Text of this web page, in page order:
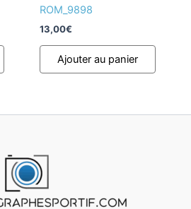
ROM_9898
13,00€
Ajouter au panier